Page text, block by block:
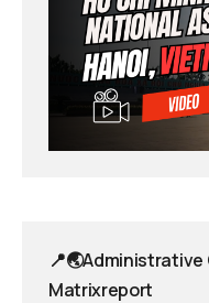
📍🌏Administrative
Matrixreport